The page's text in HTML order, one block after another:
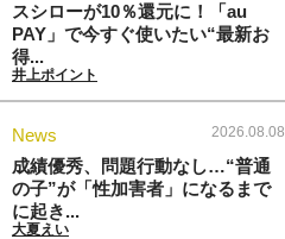
スシローが10％還元に！「au
PAY」で今すぐ使いたい“最新お
得...
井上ポイント
News 2026.08.08
成績優秀、問題行動なし…“普通
の子”が「性加害者」になるまで
に起き...
大夏えい